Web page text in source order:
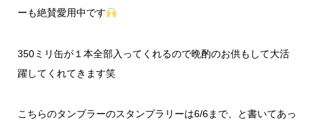
ーも絶賛愛用中です
350ミリ缶が１本全部入ってくれるので晩酌のお供もして大活
躍してくれてきます笑
こちらのタンブラーのスタンプラリーは6/6まで、と書いてあっ